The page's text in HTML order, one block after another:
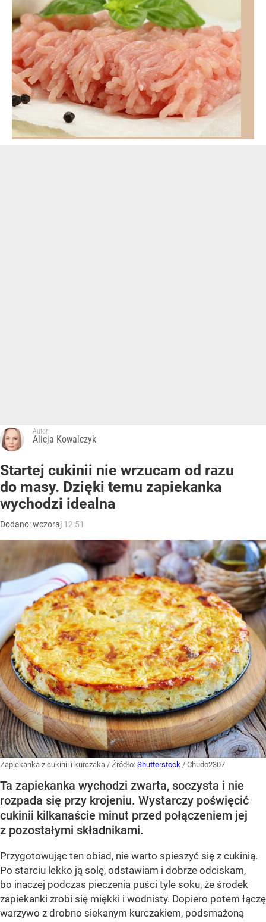
Autor:
Alicja Kowalczyk
Startej cukinii nie wrzucam od razu
do masy. Dzięki temu zapiekanka
wychodzi idealna
Dodano:wczoraj 12:51
Zapiekanka z cukinii i kurczaka / Źródło: Shutterstock / Chudo2307
Ta zapiekanka wychodzi zwarta, soczysta i nie
rozpada się przy krojeniu. Wystarczy poświęcić
cukinii kilkanaście minut przed połączeniem jej
z pozostałymi składnikami.
Przygotowując ten obiad, nie warto spieszyć się z cukinią.
Po starciu lekko ją solę, odstawiam i dobrze odciskam,
bo inaczej podczas pieczenia puści tyle soku, że środek
zapiekanki zrobi się miękki i wodnisty. Dopiero potem łączę
warzywo z drobno siekanym kurczakiem, podsmażoną